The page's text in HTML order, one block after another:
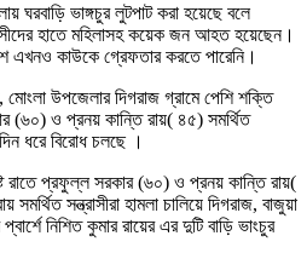
ঘরবাড়ি ভাঙ্গচুর লুটপাট করা হয়েছে বলে
হাতে মহিলাসহ কয়েক জন আহত হয়েছেন।
এখনও কাউকে গ্রেফতার করতে পারেনি।
উপজেলার দিগরাজ গ্রামে পেশি শক্তি
(৬০) ও প্রনয় কান্তি রায়( ৪৫) সমর্থিত
ধরে বিরোধ চলছে ।
প্রফুল্ল সরকার (৬০) ও প্রনয় কান্তি রায়(
সন্ত্রাসীরা হামলা চালিয়ে দিগরাজ, বাজুয়া
নিশিত কুমার রায়ের এর দুটি বাড়ি ভাংচুর